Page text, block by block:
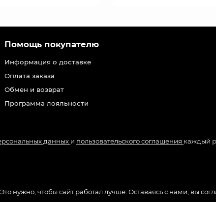
Это нужно, чтобы сайт работал лучше. Оставаясь с нами, вы
Помощь покупателю
Информация о доставке
Оплата заказа
Обмен и возврат
Программа лояльности
данных и пользовательского соглашения каждый